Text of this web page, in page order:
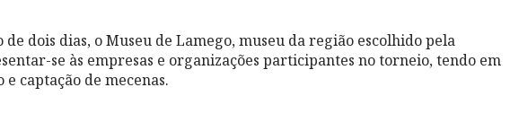
de dois dias, o Museu de Lamego, museu da região escolhido pela
se às empresas e organizações participantes no torneio, tendo em
captação de mecenas.